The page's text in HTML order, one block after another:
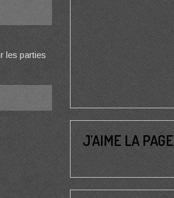
les parties
J’AIME LA PAGE